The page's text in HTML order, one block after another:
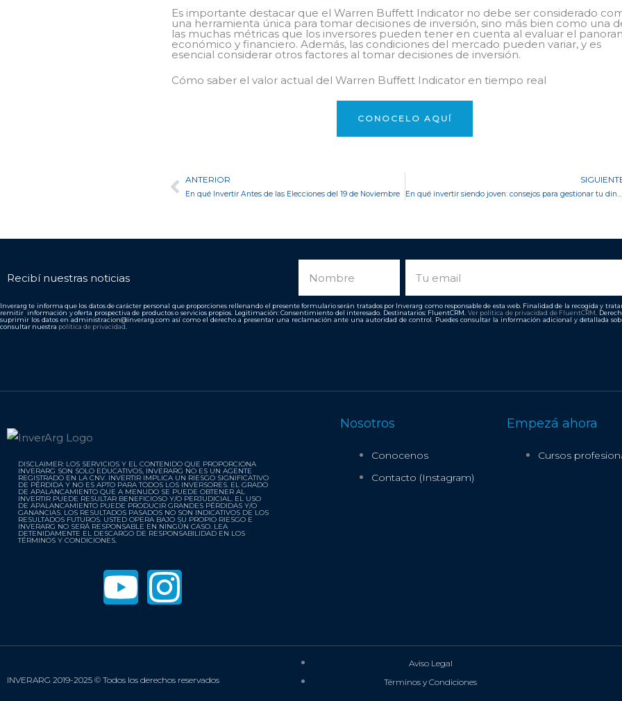
Es importante destacar que el Warren Buffett Indicator no debe ser considerado
una herramienta única para tomar decisiones de inversión, sino más bien como una
las muchas métricas que los inversores pueden tener en cuenta al evaluar el
económico y financiero. Además, las condiciones del mercado pueden variar, y es
esencial considerar otros factores al tomar decisiones de inversión.
Cómo saber el valor actual del Warren Buffett Indicator en tiempo real
CONOCELO AQUÍ
AntANTERIOR
En qué Invertir Antes de las Elecciones del 19 de Noviembre En qué invertir siendo joven: consejos para gestionar tu dinero siendo adolescente
Recibí nuestras noticias
Inverarg te informa que los datos de carácter personal que proporciones rellenando el presente formulario serán tratados por Inverarg como responsable de esta web. Finalidad de la recogida y
remitir información y oferta prospectiva de productos o servicios propios. Legitimación: Consentimiento del interesado. Destinatarios: FluentCRM. Ver política de privacidad de FluentCRM .
suprimir los datos en administracion@inverarg.com así como el derecho a presentar una reclamación ante una autoridad de control. Puedes consultar la información adicional y detallada
consultar nuestra política de privacidad
DISCLAIMER: LOS SERVICIOS Y EL CONTENIDO QUE PROPORCIONA
INVERARG SON SOLO EDUCATIVOS, INVERARG NO ES UN AGENTE
REGISTRADO EN LA CNV. INVERTIR IMPLICA UN RIESGO SIGNIFICATIVO
DE PÉRDIDA Y NO ES APTO PARA TODOS LOS INVERSORES. EL GRADO
DE APALANCAMIENTO QUE A MENUDO SE PUEDE OBTENER AL
INVERTIR PUEDE RESULTAR BENEFICIOSO Y/O PERJUDICIAL. EL USO
DE APALANCAMIENTO PUEDE PRODUCIR GRANDES PÉRDIDAS Y/O
GANANCIAS. LOS RESULTADOS PASADOS NO SON INDICATIVOS DE LOS
RESULTADOS FUTUROS. USTED OPERA BAJO SU PROPIO RIESGO E
INVERARG NO SERÁ RESPONSABLE EN NINGÚN CASO. LEA
DETENIDAMENTE EL DESCARGO DE RESPONSABILIDAD EN LOS
TÉRMINOS Y CONDICIONES.
Y
u
t
I
s
t
Nosotros
Conocenos
Contacto (Instagram)
Empezá ahora
Cursos
INVERARG 2019-2025 © Todos los derechos reservados
Aviso Legal
Términos y Condiciones